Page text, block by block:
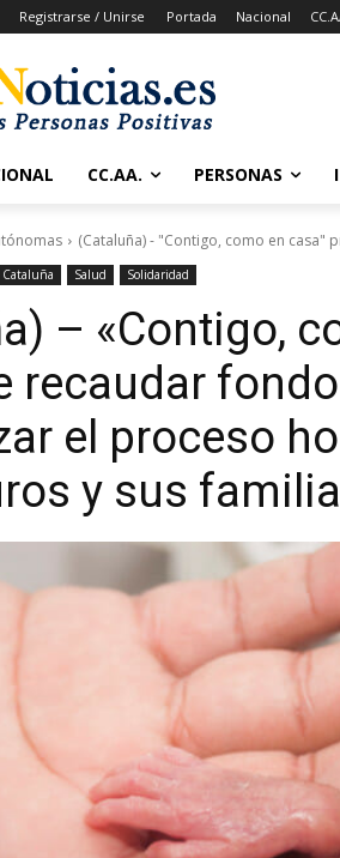
Registrarse / Unirse Portada Nacional
CC.AA. PERSONAS
(Cataluña) - "Contigo, como en casa"
Cataluña Salud Solidaridad
– «Contigo,
recaudar
el proceso
y sus